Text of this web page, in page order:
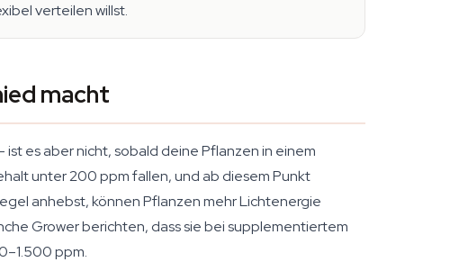
verteilen willst.
macht
es aber nicht, sobald deine Pflanzen in einem
unter 200 ppm fallen, und ab diesem Punkt
anhebst, können Pflanzen mehr Lichtenergie
Grower berichten, dass sie bei supplementiertem
ppm.